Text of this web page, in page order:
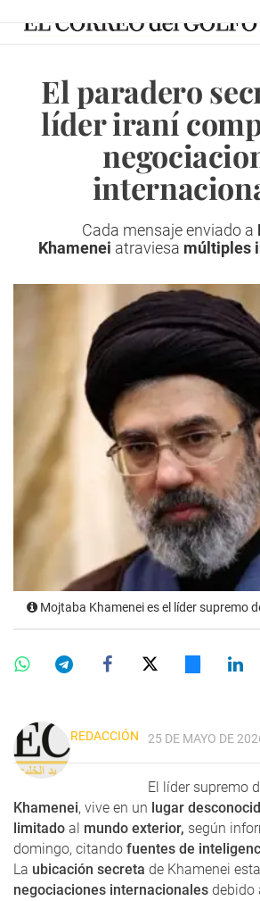
El paradero
líder iraní
Cada mensaje enviado a
Khamenei atraviesa múltiples
Mojtaba Khamenei es el líder supremo
REDACCIÓN 25 DE MAYO DE
El líder supremo
Khamenei, vive en un lugar
limitado al mundo exterior, según
domingo, citando fuentes de
La ubicación secreta de Khamenei
negociaciones internacionales debido